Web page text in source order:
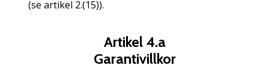
(se artikel 2.(15)).
Artikel 4.a
Garantivillkor